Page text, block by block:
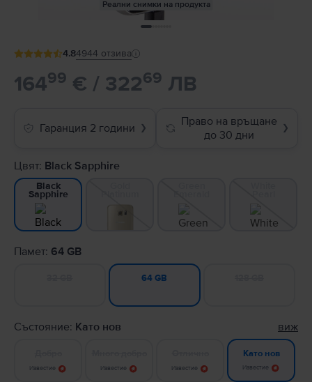
Реални снимки на продукта
4.84944 отзива
16499 € / 32269 ЛВ
Гаранция 2 години ❯
Право на връщане
до 30 дни
❯
Цвят: Black Sapphire
Black
Sapphire
Памет: 64 GB
64 GB
Състояние: Като нов виж
Известие Известие Известие
Като нов
Известие